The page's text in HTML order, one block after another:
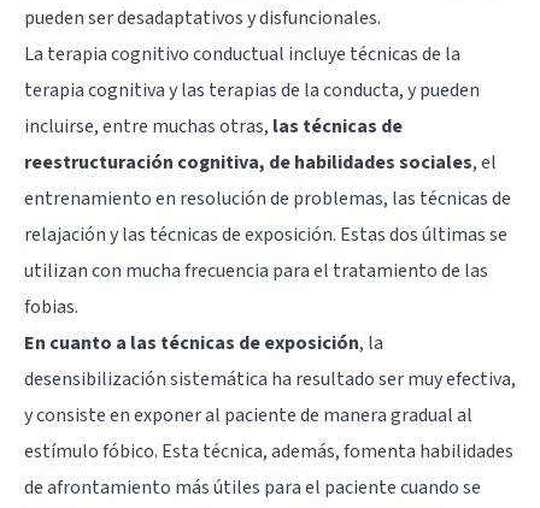
pueden ser desadaptativos y disfuncionales.
La terapia cognitivo conductual incluye técnicas de la
terapia cognitiva y las terapias de la conducta, y pueden
incluirse, entre muchas otras, las técnicas de
reestructuración cognitiva, de habilidades sociales, el
entrenamiento en resolución de problemas, las técnicas de
relajacióny las técnicas de exposición. Estas dos últimas se
utilizan con mucha frecuencia para el tratamiento de las
fobias.
En cuanto a las técnicas de exposición, la
desensibilización sistemática ha resultado ser muy efectiva,
y consiste en exponer al paciente de manera gradual al
estímulo fóbico. Esta técnica, además, fomenta habilidades
de afrontamiento más útiles para el paciente cuando se